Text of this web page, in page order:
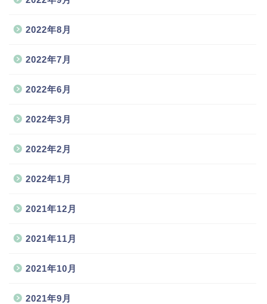
2022年8月
2022年7月
2022年6月
2022年3月
2022年2月
2022年1月
2021年12月
2021年11月
2021年10月
2021年9月